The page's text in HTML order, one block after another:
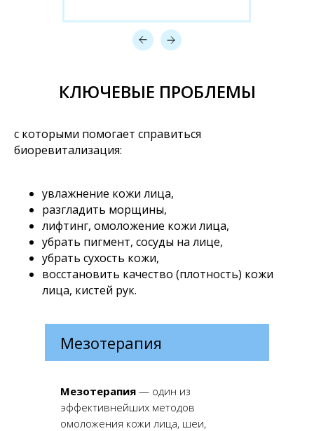
КЛЮЧЕВЫЕ ПРОБЛЕМЫ
с которыми помогает справиться
биоревитализация:
увлажнение кожи лица,
разгладить морщины,
лифтинг, омоложение кожи лица,
убрать пигмент, сосуды на лице,
убрать сухость кожи,
восстановить качество (плотность) кожи
лица, кистей рук.
Мезотерапия
Мезотерапия — один из
эффективнейших методов
омоложения кожи лица, шеи,